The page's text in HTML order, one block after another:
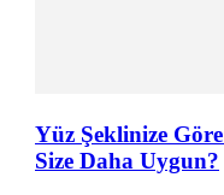
Yüz Şeklinize
Size Daha Uygun?